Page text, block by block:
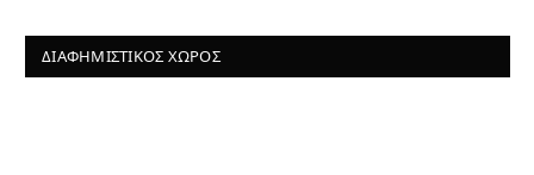
ΔΙΑΦΗΜΙΣΤΙΚΌΣ ΧΏΡΟΣ